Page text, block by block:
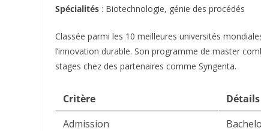
Spécialités : Biotechnologie, génie des procédés
Classée parmi les 10 meilleures universités
l’innovation durable. Son programme de master
stages chez des partenaires comme Syngenta.
Critère
Détails
Admission